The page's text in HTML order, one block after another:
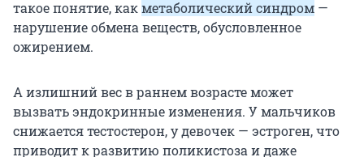
такое понятие, какметаболический синдром —
нарушение обмена веществ, обусловленное
ожирением.
А излишний вес в раннем возрасте может
вызвать эндокринные изменения. У мальчиков
снижается тестостерон, у девочек — эстроген, что
приводит к развитию поликистоза и даже